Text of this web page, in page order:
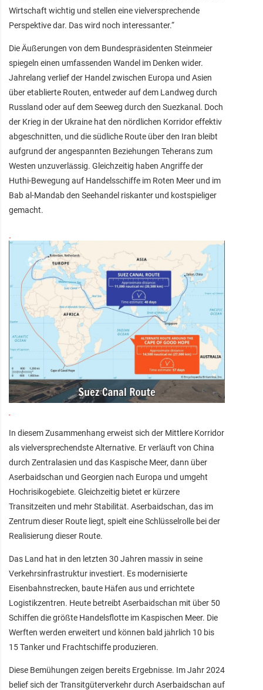
Wirtschaft wichtig und stellen eine vielversprechende
Perspektive dar. Das wird noch interessanter.“
Die Äußerungen von dem Bundespräsidenten Steinmeier
spiegeln einen umfassenden Wandel im Denken wider.
Jahrelang verlief der Handel zwischen Europa und Asien
über etablierte Routen, entweder auf dem Landweg durch
Russland oder auf dem Seeweg durch den Suezkanal. Doch
der Krieg in der Ukraine hat den nördlichen Korridor effektiv
abgeschnitten, und die südliche Route über den Iran bleibt
aufgrund der angespannten Beziehungen Teherans zum
Westen unzuverlässig. Gleichzeitig haben Angriffe der
Huthi-Bewegung auf Handelsschiffe im Roten Meer und im
Bab al-Mandab den Seehandel riskanter und kostspieliger
gemacht.
In diesem Zusammenhang erweist sich der Mittlere Korridor
als vielversprechendste Alternative. Er verläuft von China
durch Zentralasien und das Kaspische Meer, dann über
Aserbaidschan und Georgien nach Europa und umgeht
Hochrisikogebiete. Gleichzeitig bietet er kürzere
Transitzeiten und mehr Stabilität. Aserbaidschan, das im
Zentrum dieser Route liegt, spielt eine Schlüsselrolle bei der
Realisierung dieser Route.
Das Land hat in den letzten 30 Jahren massiv in seine
Verkehrsinfrastruktur investiert. Es modernisierte
Eisenbahnstrecken, baute Häfen aus und errichtete
Logistikzentren. Heute betreibt Aserbaidschan mit über 50
Schiffen die größte Handelsflotte im Kaspischen Meer. Die
Werften werden erweitert und können bald jährlich 10 bis
15 Tanker und Frachtschiffe produzieren.
Diese Bemühungen zeigen bereits Ergebnisse. Im Jahr 2024
belief sich der Transitgüterverkehr durch Aserbaidschan auf